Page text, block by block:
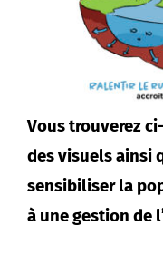
Vous trouverez
des visuels ainsi
sensibiliser la
à une gestion de